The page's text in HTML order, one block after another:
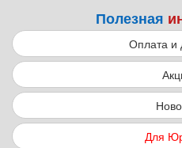
Полезная
Оплата и
Для